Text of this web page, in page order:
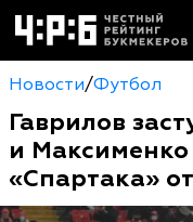
Новости/Футбол
Гаврилов
и
«Спартака»